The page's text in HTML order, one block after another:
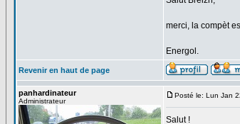
merci, la compèt
Energol.
Revenir en haut de page
panhardinateur
Administrateur
Posté le: Lun Jan
Salut !